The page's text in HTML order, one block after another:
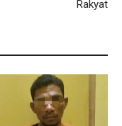
Rakyat